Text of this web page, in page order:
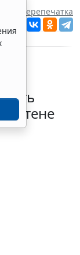
Перепечатка